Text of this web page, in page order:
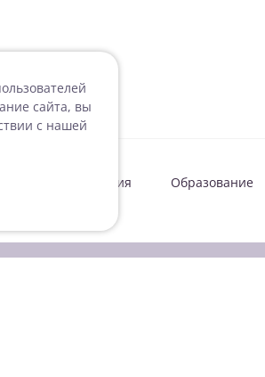
сайта, вы
с нашей
Мероприятия Образование
Подписаться на рассылку